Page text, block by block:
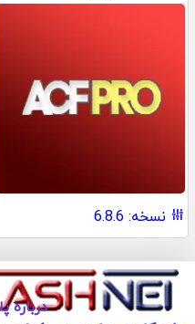
نسخه: 6.8.6
درباره